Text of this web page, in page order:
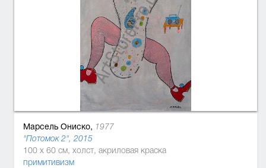
Марсель Ониско, 1977
"Потомок 2", 2015
100 x 60 см, холст, акриловая краска
примитивизм